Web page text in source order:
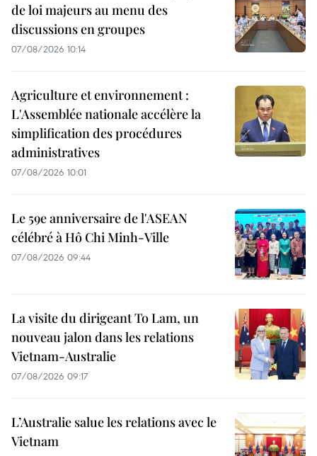
de loi majeurs au menu des
discussions en groupes
07/08/2026 10:14
Agriculture et environnement :
L'Assemblée nationale accélère la
simplification des procédures
administratives
07/08/2026 10:01
Le 59e anniversaire de l'ASEAN
célébré à Hô Chi Minh-Ville
07/08/2026 09:44
La visite du dirigeant To Lam, un
nouveau jalon dans les relations
Vietnam-Australie
07/08/2026 09:17
L’Australie salue les relations avec le
Vietnam